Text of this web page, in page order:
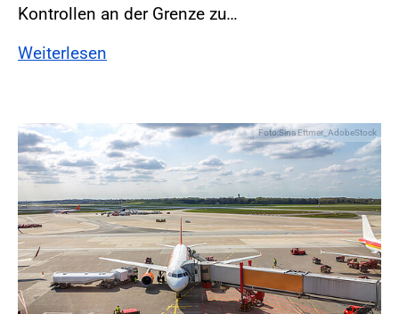
Kontrollen an der Grenze zu…
Weiterlesen
Foto:Sina Ettmer_AdobeStock